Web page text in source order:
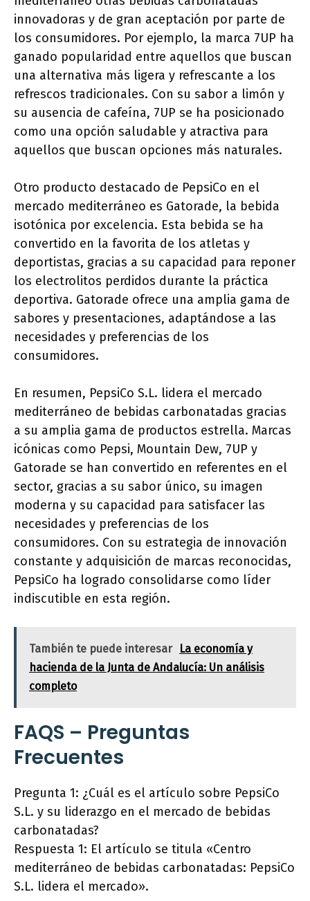
innovadoras y de gran aceptación por parte de
los consumidores. Por ejemplo, la marca 7UP ha
ganado popularidad entre aquellos que buscan
una alternativa más ligera y refrescante a los
refrescos tradicionales. Con su sabor a limón y
su ausencia de cafeína, 7UP se ha posicionado
como una opción saludable y atractiva para
aquellos que buscan opciones más naturales.
Otro producto destacado de PepsiCo en el
mercado mediterráneo es Gatorade, la bebida
isotónica por excelencia. Esta bebida se ha
convertido en la favorita de los atletas y
deportistas, gracias a su capacidad para reponer
los electrolitos perdidos durante la práctica
deportiva. Gatorade ofrece una amplia gama de
sabores y presentaciones, adaptándose a las
necesidades y preferencias de los
consumidores.
En resumen, PepsiCo S.L. lidera el mercado
mediterráneo de bebidas carbonatadas gracias
a su amplia gama de productos estrella. Marcas
icónicas como Pepsi, Mountain Dew, 7UP y
Gatorade se han convertido en referentes en el
sector, gracias a su sabor único, su imagen
moderna y su capacidad para satisfacer las
necesidades y preferencias de los
consumidores. Con su estrategia de innovación
constante y adquisición de marcas reconocidas,
PepsiCo ha logrado consolidarse como líder
indiscutible en esta región.
También te puede interesar
La economía y
hacienda de la Junta de Andalucía: Un análisis
completo
FAQS – Preguntas
Frecuentes
Pregunta 1: ¿Cuál es el artículo sobre PepsiCo
S.L. y su liderazgo en el mercado de bebidas
carbonatadas?
Respuesta 1: El artículo se titula «Centro
mediterráneo de bebidas carbonatadas: PepsiCo
S.L. lidera el mercado».